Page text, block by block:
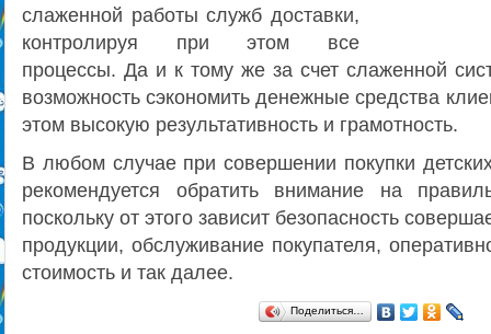
слаженной работы служб доставки,
контролируя при этом все
процессы. Да и к тому же за счет слаженной
возможность сэкономить денежные средства
этом высокую результативность и грамотность.
В любом случае при совершении покупки
рекомендуется обратить внимание на
поскольку от этого зависит безопасность
продукции, обслуживание покупателя,
стоимость и так далее.
Поделиться…